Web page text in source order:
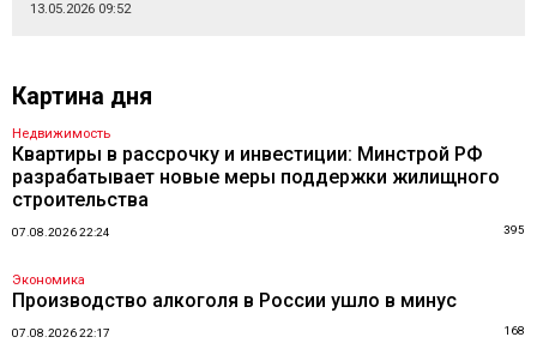
13.05.2026 09:52
Картина дня
Недвижимость
Квартиры в рассрочку и инвестиции: Минстрой РФ
разрабатывает новые меры поддержки жилищного
строительства
07.08.2026 22:24 395
Экономика
Производство алкоголя в России ушло в минус
07.08.2026 22:17 168